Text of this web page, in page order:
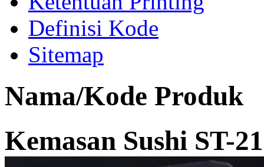
Definisi Kode
Sitemap
Nama/Kode Produk
Kemasan Sushi ST-